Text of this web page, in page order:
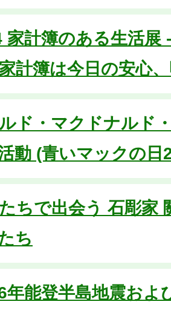
家計簿のある生活展
計簿は今日の安心
ルド・マクドナルド
動 (青いマックの日
ちで出会う 石彫家
ち
年能登半島地震およ